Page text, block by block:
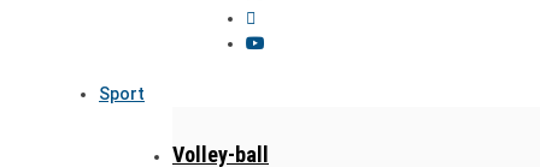
Sport
Volley-ball